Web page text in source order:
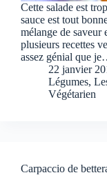
Cette salade est
sauce est tout
mélange de saveur
plusieurs recettes
assez génial que
22 janvier
Légumes,
Végétarien
Carpaccio de